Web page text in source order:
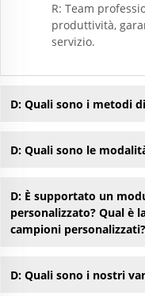
R: Team
produttività,
servizio.
D: Quali sono i metodi
D: Quali sono le
D: È supportato un
personalizzato? Qual è
campioni personalizzati?
D: Quali sono i nostri